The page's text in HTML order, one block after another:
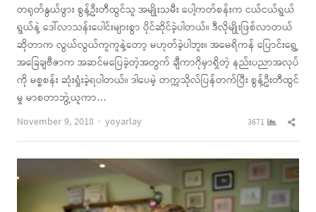
တရုတ်နွယ်ဖွား စွန့်ဦးတီထွင်သူ အမျိုးသမီး ပေါ့ကတ်စန်းက ငယ်ငယ်ရွယ်
ရွယ်နဲ့ ဒေါ်လာသန်းပေါင်းများစွာ ပိုင်ဆိုင်ခဲ့ပါတယ်။ ဒီလိုမျိုးဖြစ်လာတယ်
ဆိုတာက လွယ်လွယ်ကူကူနဲ့တော့ မဟုတ်ခဲ့ပါဘူး။ အမေရိကန် ပြောင်းရွှေ့
အခြေချဗီဇာက အဆင်မပြေခဲ့တဲ့အတွက် ချီကာဂိုမှာရှိတဲ့ နည်းပညာအလုပ်
ကို မစ္စစန်း ဆုံးရှုံးခဲ့ရပါတယ်။ ဒါပေမဲ့ တက္ကသိုလ်ပြန်တက်ပြီး စွန့်ဦးတီထွင်
မှု မာစတာဘွဲ့ယူကာ…
November 9, 2018
Author
yoyarlay 3671